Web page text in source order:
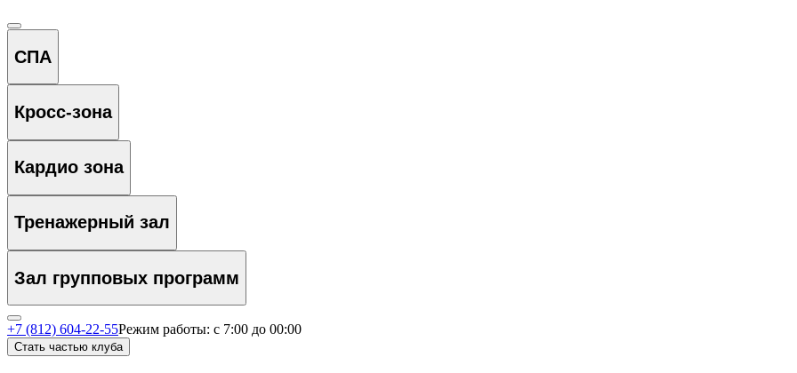
СПА
Кросс-зона
Кардио зона
Тренажерный зал
Зал групповых программ
+7 (812) 604-22-55Режим работы: с 7:00 до 00:00
Стать частью клуба